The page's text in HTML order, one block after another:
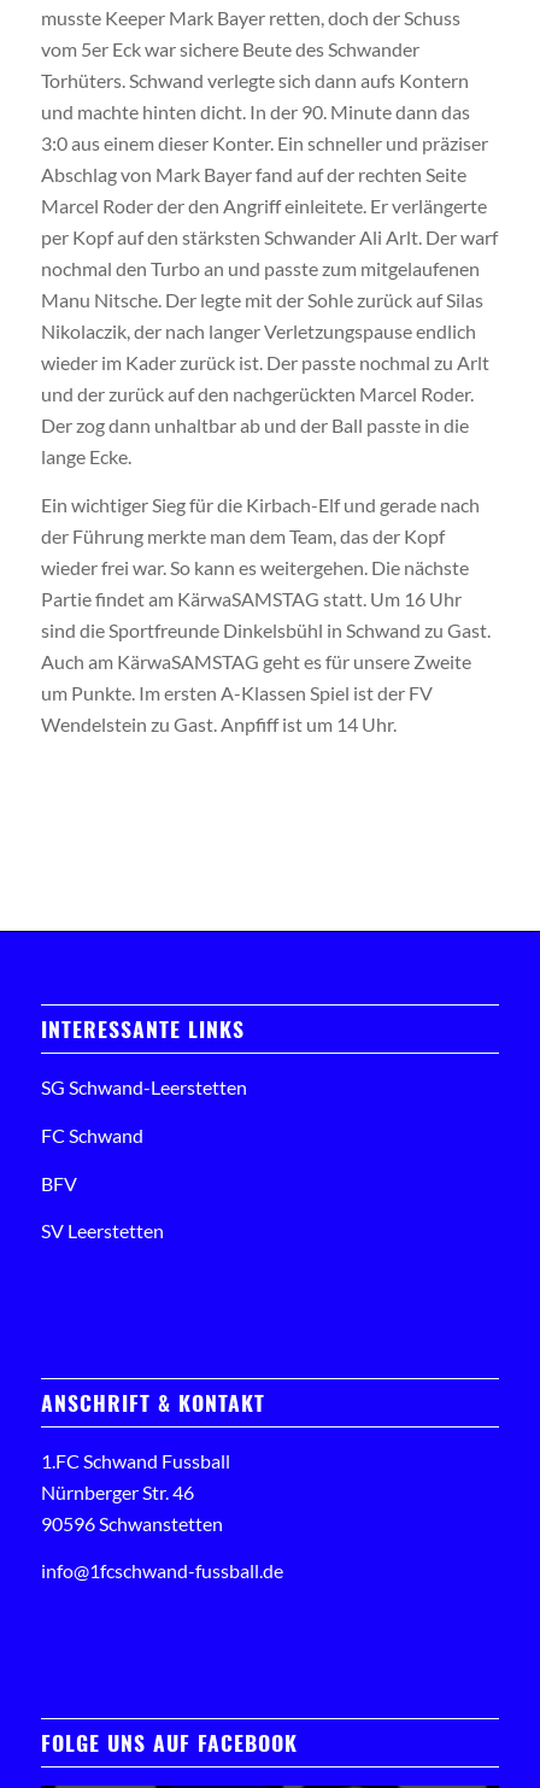
musste Keeper Mark Bayer retten, doch der Schuss
vom 5er Eck war sichere Beute des Schwander
Torhüters. Schwand verlegte sich dann aufs Kontern
und machte hinten dicht. In der 90. Minute dann das
3:0 aus einem dieser Konter. Ein schneller und präziser
Abschlag von Mark Bayer fand auf der rechten Seite
Marcel Roder der den Angriff einleitete. Er verlängerte
per Kopf auf den stärksten Schwander Ali Arlt. Der warf
nochmal den Turbo an und passte zum mitgelaufenen
Manu Nitsche. Der legte mit der Sohle zurück auf Silas
Nikolaczik, der nach langer Verletzungspause endlich
wieder im Kader zurück ist. Der passte nochmal zu Arlt
und der zurück auf den nachgerückten Marcel Roder.
Der zog dann unhaltbar ab und der Ball passte in die
lange Ecke.
Ein wichtiger Sieg für die Kirbach-Elf und gerade nach
der Führung merkte man dem Team, das der Kopf
wieder frei war. So kann es weitergehen. Die nächste
Partie findet am KärwaSAMSTAG statt. Um 16 Uhr
sind die Sportfreunde Dinkelsbühl in Schwand zu Gast.
Auch am KärwaSAMSTAG geht es für unsere Zweite
um Punkte. Im ersten A-Klassen Spiel ist der FV
Wendelstein zu Gast. Anpfiff ist um 14 Uhr.
INTERESSANTE LINKS
SG Schwand-Leerstetten
FC Schwand
BFV
SV Leerstetten
ANSCHRIFT & KONTAKT
1.FC Schwand Fussball
Nürnberger Str. 46
90596 Schwanstetten
info@1fcschwand-fussball.de
FOLGE UNS AUF FACEBOOK